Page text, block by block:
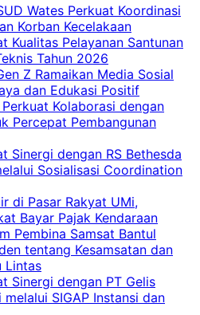
Wates Perkuat Koordinasi
Korban Kecelakaan
Kualitas Pelayanan Santunan
Tahun 2026
Z Ramaikan Media Sosial
dan Edukasi Positif
Kolaborasi dengan
Percepat Pembangunan
Sinergi dengan RS Bethesda
Sosialisasi Coordination
di Pasar Rakyat UMi,
Bayar Pajak Kendaraan
Pembina Samsat Bantul
tentang Kesamsatan dan
Lintas
Sinergi dengan PT Gelis
SIGAP Instansi dan